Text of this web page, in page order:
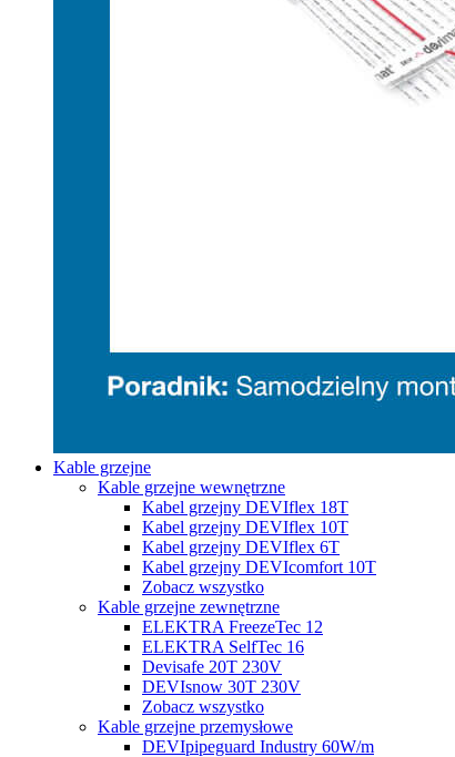
Kable grzejne
Kable grzejne wewnętrzne
Kabel grzejny DEVIflex 18T
Kabel grzejny DEVIflex 10T
Kabel grzejny DEVIflex 6T
Kabel grzejny DEVIcomfort 10T
Zobacz wszystko
Kable grzejne zewnętrzne
ELEKTRA FreezeTec 12
ELEKTRA SelfTec 16
Devisafe 20T 230V
DEVIsnow 30T 230V
Zobacz wszystko
Kable grzejne przemysłowe
DEVIpipeguard Industry 60W/m